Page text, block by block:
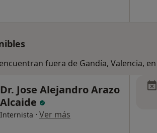
fuera de Gandía, Valencia,
Dr. Jose Alejandro Arazo
Alcaide
Internista · Ver más